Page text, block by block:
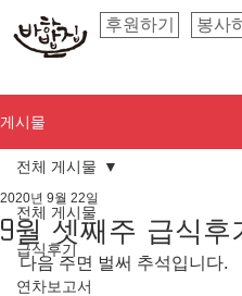
후원하기 봉사
게시물
전체 게시물
급식후기
연차보고서
전체 게시물
9월 셋째주 급식후
2020년 9월 22일
다음 주면 벌써 추석입니다.